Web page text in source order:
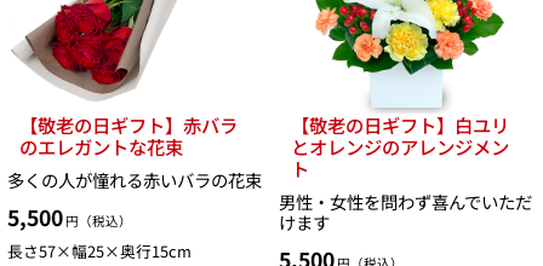
【敬老の日ギフト】赤バラ
のエレガントな花束
多くの人が憧れる赤いバラの花束
5,500 円（税込）
長さ57×幅25×奥行15cm
【敬老の日ギフト】白ユリ
とオレンジのアレンジメン
ト
男性・女性を問わず喜んでいただ
けます
5,500